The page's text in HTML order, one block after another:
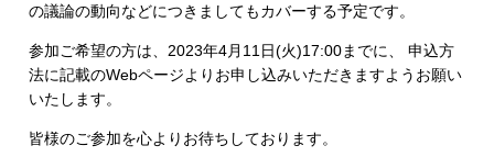
の議論の動向などにつきましてもカバーする予定です。
参加ご希望の方は、2023年4月11日(火)17:00までに、 申込方
法に記載のWebページよりお申し込みいただきますようお願い
いたします。
皆様のご参加を心よりお待ちしております。